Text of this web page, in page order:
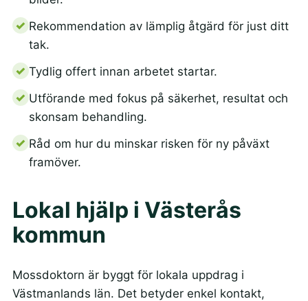
Rekommendation av lämplig åtgärd för just ditt
tak.
Tydlig offert innan arbetet startar.
Utförande med fokus på säkerhet, resultat och
skonsam behandling.
Råd om hur du minskar risken för ny påväxt
framöver.
Lokal hjälp i Västerås
kommun
Mossdoktorn är byggt för lokala uppdrag i
Västmanlands län. Det betyder enkel kontakt,